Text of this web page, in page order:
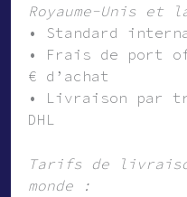
Royaume-Unis et
• Standard
• Frais de port
€ d’achat
• Livraison par
DHL
Tarifs de
monde :